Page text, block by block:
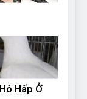
Hấp Ở